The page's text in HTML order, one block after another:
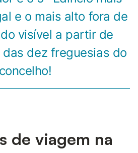
e o mais alto fora de
visível a partir de
dez freguesias do
concelho!
de viagem na